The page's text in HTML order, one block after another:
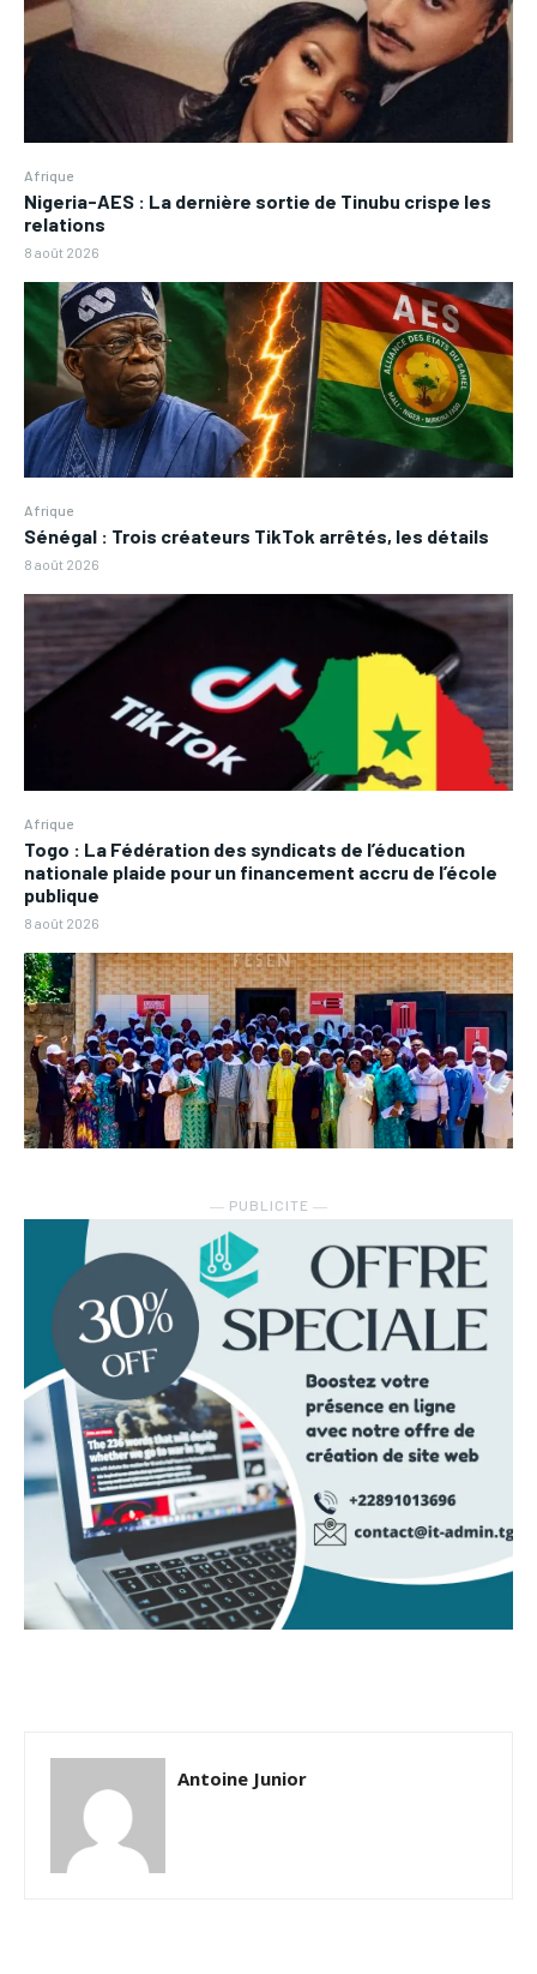
Afrique
Nigeria-AES : La dernière sortie de Tinubu crispe les
relations
8 août 2026
Afrique
Sénégal : Trois créateurs TikTok arrêtés, les détails
8 août 2026
Afrique
Togo : La Fédération des syndicats de l’éducation
nationale plaide pour un financement accru de l’école
publique
8 août 2026
― PUBLICITE ―
Antoine Junior